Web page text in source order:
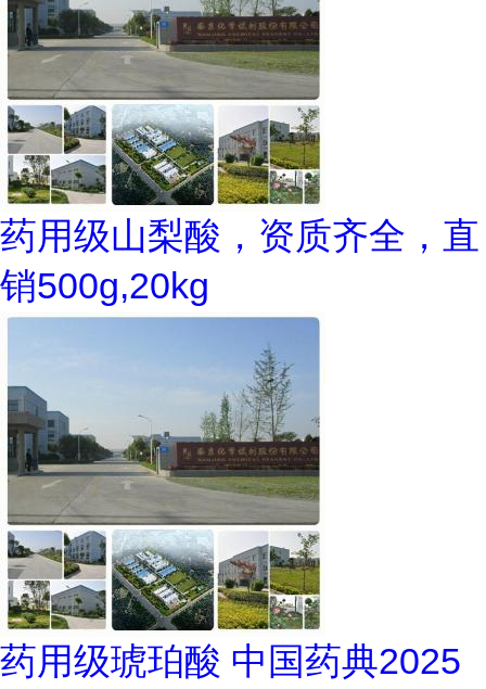
药用级山梨酸，资质齐全，直
销500g,20kg
药用级琥珀酸 中国药典2025